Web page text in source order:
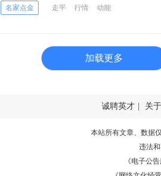
名家点金 走平 行情 动能
加载更多
诚聘英才 关
本站所有文章、数据
违法
《电子公告